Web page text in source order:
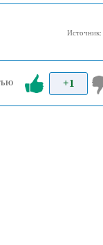
Источник:
+1